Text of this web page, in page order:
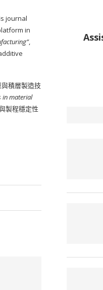
journal
in
,
積層製造技
in material
製程穩定性